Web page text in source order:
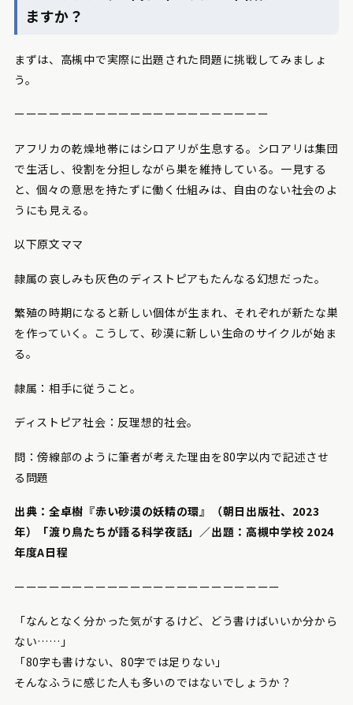
ますか？
まずは、高槻中で実際に出題された問題に挑戦してみましょ
う。
ーーーーーーーーーーーーーーーーーーーーーー
アフリカの乾燥地帯にはシロアリが生息する。シロアリは集団
で生活し、役割を分担しながら巣を維持している。一見する
と、個々の意思を持たずに働く仕組みは、自由のない社会のよ
うにも見える。
以下原文ママ
隷属の哀しみも灰色のディストピアもたんなる幻想だった。
繁殖の時期になると新しい個体が生まれ、それぞれが新たな巣
を作っていく。こうして、砂漠に新しい生命のサイクルが始ま
る。
隷属：相手に従うこと。
ディストピア社会：反理想的社会。
問：傍線部のように筆者が考えた理由を80字以内で記述させ
る問題
出典：全卓樹『赤い砂漠の妖精の環』（朝日出版社、2023
年）「渡り鳥たちが語る科学夜話」／出題：高槻中学校 2024
年度A日程
ーーーーーーーーーーーーーーーーーーーーーーー
「なんとなく分かった気がするけど、どう書けばいいか分から
ない……」
「80字も書けない、80字では足りない」
そんなふうに感じた人も多いのではないでしょうか？